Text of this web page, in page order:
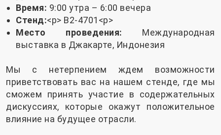
Время: 9:00 утра – 6:00 вечера
Стенд:<р> B2-4701<р>
Место проведения: Международная
выставка в Джакарте, Индонезия
Мы с нетерпением ждем возможности
приветствовать вас на нашем стенде, где мы
сможем принять участие в содержательных
дискуссиях, которые окажут положительное
влияние на будущее отрасли.